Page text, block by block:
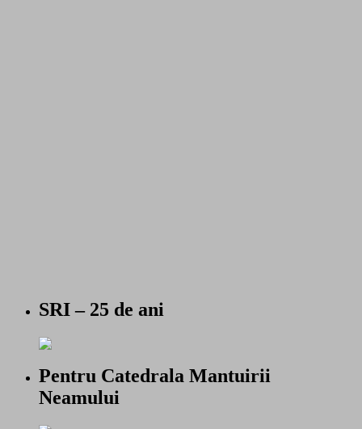
SRI – 25 de ani
Pentru Catedrala Mantuirii
Neamului